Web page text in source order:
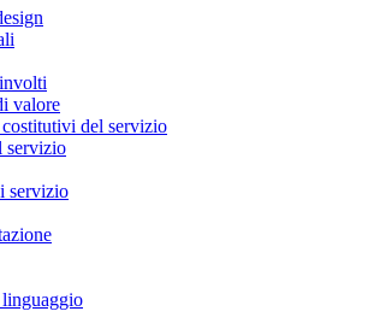
valore
del servizio
servizio
servizio